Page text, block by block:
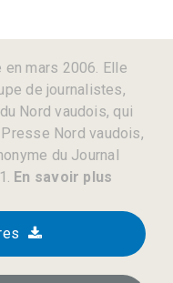
mars 2006. Elle
de journalistes,
Nord vaudois, qui
Nord vaudois,
du Journal
En savoir plus